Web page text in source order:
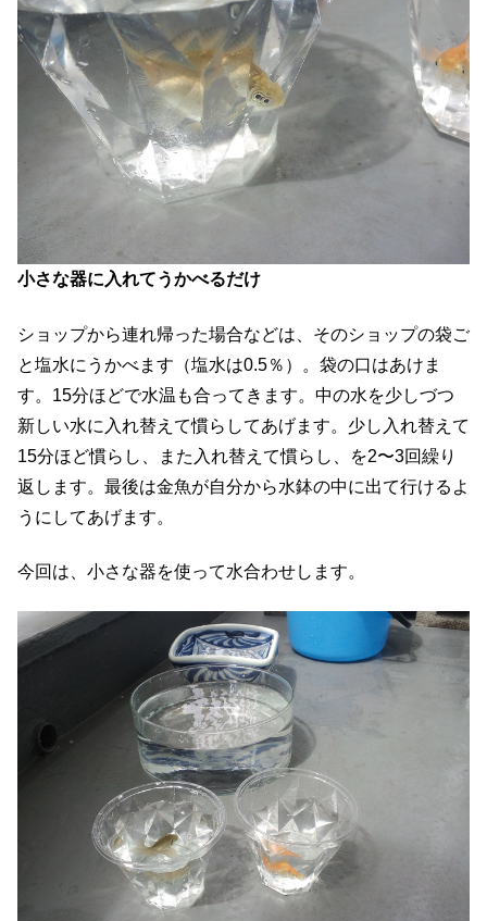
小さな器に入れてうかべるだけ
ショップから連れ帰った場合などは、そのショップの袋ご
と塩水にうかべます（塩水は0.5％）。袋の口はあけま
す。15分ほどで水温も合ってきます。中の水を少しづつ
新しい水に入れ替えて慣らしてあげます。少し入れ替えて
15分ほど慣らし、また入れ替えて慣らし、を2〜3回繰り
返します。最後は金魚が自分から水鉢の中に出て行けるよ
うにしてあげます。
今回は、小さな器を使って水合わせします。